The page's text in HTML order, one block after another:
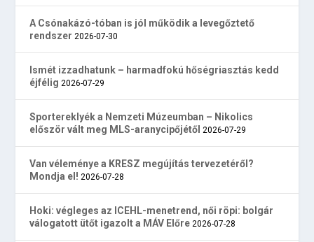
A Csónakázó-tóban is jól működik a levegőztető
rendszer 2026-07-30
Ismét izzadhatunk – harmadfokú hőségriasztás kedd
éjfélig 2026-07-29
Sportereklyék a Nemzeti Múzeumban – Nikolics
először vált meg MLS-aranycipőjétől 2026-07-29
Van véleménye a KRESZ megújítás tervezetéről?
Mondja el! 2026-07-28
Hoki: végleges az ICEHL-menetrend, női röpi: bolgár
válogatott ütőt igazolt a MÁV Előre 2026-07-28